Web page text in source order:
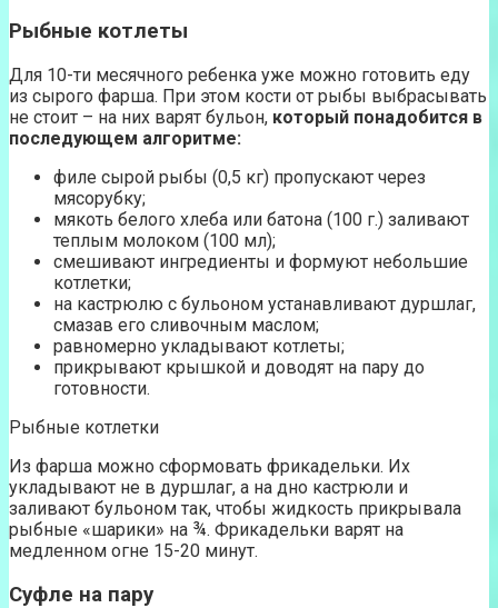
Рыбные котлеты
Для 10-ти месячного ребенка уже можно готовить еду
из сырого фарша. При этом кости от рыбы выбрасывать
не стоит – на них варят бульон, который понадобится в
последующем алгоритме:
филе сырой рыбы (0,5 кг) пропускают через
мясорубку;
мякоть белого хлеба или батона (100 г.) заливают
теплым молоком (100 мл);
смешивают ингредиенты и формуют небольшие
котлетки;
на кастрюлю с бульоном устанавливают дуршлаг,
смазав его сливочным маслом;
равномерно укладывают котлеты;
прикрывают крышкой и доводят на пару до
готовности.
Рыбные котлетки
Из фарша можно сформовать фрикадельки. Их
укладывают не в дуршлаг, а на дно кастрюли и
заливают бульоном так, чтобы жидкость прикрывала
рыбные «шарики» на ¾. Фрикадельки варят на
медленном огне 15-20 минут.
Суфле на пару